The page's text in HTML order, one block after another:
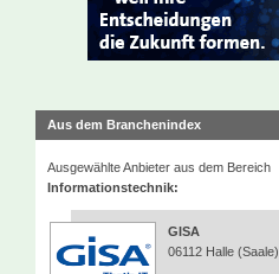
Aus dem Branchenindex
Ausgewählte Anbieter aus dem Bereich
Informationstechnik:
GISA
06112 Halle (Saale)